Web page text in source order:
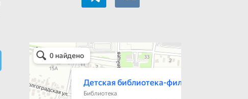
Детская библиотека-филиал № 9
Библиотека в Севастополе